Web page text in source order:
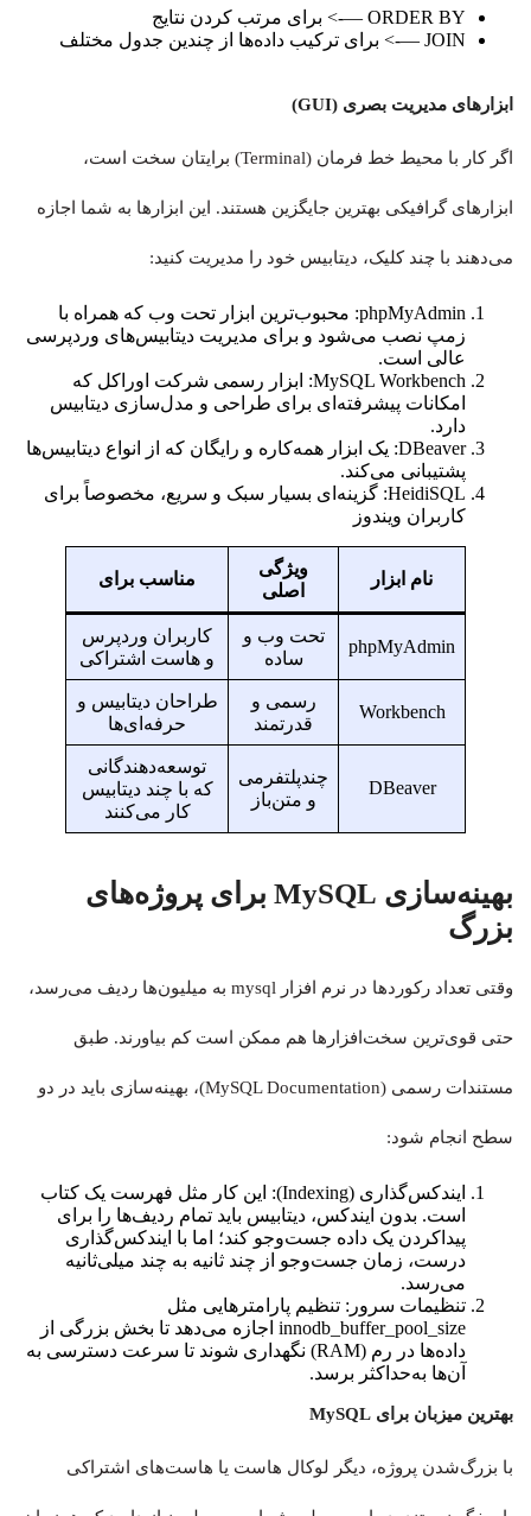
ORDER BY —-> برای مرتب کردن نتایج
JOIN —-> برای ترکیب داده‌ها از چندین جدول مختلف
ابزارهای مدیریت بصری (GUI)
اگر کار با محیط خط فرمان (Terminal) برایتان سخت است،
ابزارهای گرافیکی بهترین جایگزین هستند. این ابزارها به شما اجازه
می‌دهند با چند کلیک، دیتابیس خود را مدیریت کنید:
phpMyAdmin: محبوب‌ترین ابزار تحت وب که همراه با
زمپ نصب می‌شود و برای مدیریت دیتابیس‌های وردپرسی
عالی است.
MySQL Workbench: ابزار رسمی شرکت اوراکل که
امکانات پیشرفته‌ای برای طراحی و مدل‌سازی دیتابیس
دارد.
DBeaver: یک ابزار همه‌کاره و رایگان که از انواع دیتابیس‌ها
پشتیبانی می‌کند.
HeidiSQL: گزینه‌ای بسیار سبک و سریع، مخصوصاً برای
کاربران ویندوز
نام ابزار
ویژگی
اصلی
مناسب برای
phpMyAdmin
تحت وب و
ساده
کاربران وردپرس
و هاست اشتراکی
Workbench
رسمی و
قدرتمند
طراحان دیتابیس و
حرفه‌ای‌ها
DBeaver
چندپلتفرمی
و متن‌باز
توسعه‌دهندگانی
که با چند دیتابیس
کار می‌کنند
بهینه‌سازی MySQL برای پروژه‌های
بزرگ
وقتی تعداد رکوردها در نرم افزار mysql به میلیون‌ها ردیف می‌رسد،
حتی قوی‌ترین سخت‌افزارها هم ممکن است کم بیاورند. طبق
مستندات رسمی (MySQL Documentation)، بهینه‌سازی باید در دو
سطح انجام شود:
ایندکس‌گذاری (Indexing): این کار مثل فهرست یک کتاب
است. بدون ایندکس، دیتابیس باید تمام ردیف‌ها را برای
پیداکردن یک داده جست‌وجو کند؛ اما با ایندکس‌گذاری
درست، زمان جست‌وجو از چند ثانیه به چند میلی‌ثانیه
می‌رسد.
تنظیمات سرور: تنظیم پارامترهایی مثل
innodb_buffer_pool_size اجازه می‌دهد تا بخش بزرگی از
داده‌ها در رم (RAM) نگهداری شوند تا سرعت دسترسی به
آن‌ها به‌حداکثر برسد.
بهترین میزبان برای MySQL
با بزرگ‌شدن پروژه، دیگر لوکال هاست یا هاست‌های اشتراکی